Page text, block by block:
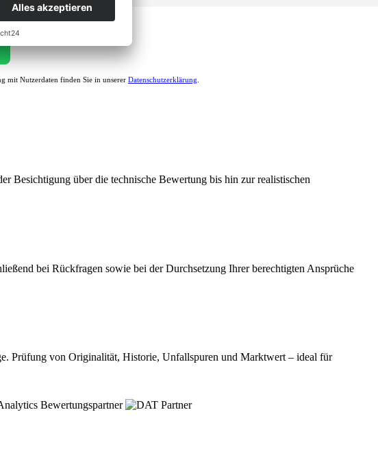
mit Nutzerdaten finden Sie in unserer Datenschutzerklärung
Besichtigung über die technische Bewertung bis hin zur realistischen
bei Rückfragen sowie bei der Durchsetzung Ihrer berechtigten Ansprüche
Prüfung von Originalität, Historie, Unfallspuren und Marktwert – ideal für